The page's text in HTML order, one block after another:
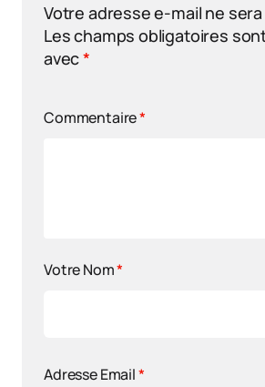
Votre adresse e-mail ne
Les champs obligatoires
avec*
Commentaire*
Votre Nom*
Adresse Email*